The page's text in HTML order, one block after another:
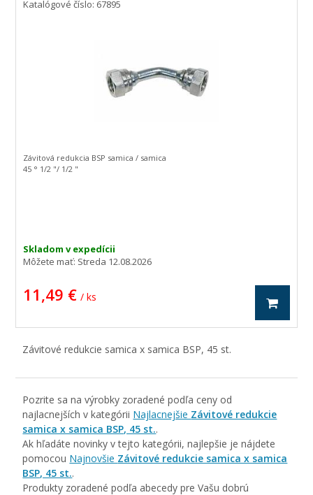
Katalógové číslo: 67895
Skladom v expedícii
Môžete mať: Streda 12.08.2026
11,49 € / ks
Závitová redukcia BSP samica / samica
45 ° 1/2 "/ 1/2 "
Závitové redukcie samica x samica BSP, 45 st.
Pozrite sa na výrobky zoradené podľa ceny od
najlacnejších v kategórii Najlacnejšie Závitové redukcie
samica x samica BSP, 45 st..
Ak hľadáte novinky v tejto kategórii, najlepšie je nájdete
pomocou Najnovšie Závitové redukcie samica x samica
BSP, 45 st..
Produkty zoradené podľa abecedy pre Vašu dobrú